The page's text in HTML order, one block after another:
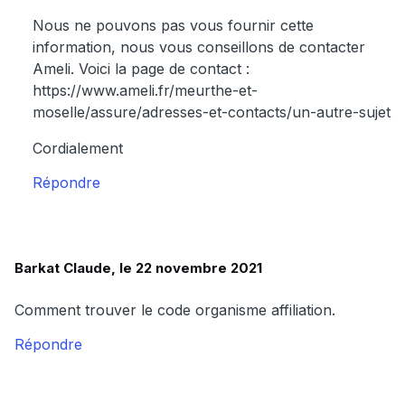
Nous ne pouvons pas vous fournir cette
information, nous vous conseillons de contacter
Ameli. Voici la page de contact :
https://www.ameli.fr/meurthe-et-
moselle/assure/adresses-et-contacts/un-autre-sujet
Cordialement
Répondre
Barkat Claude, le 22 novembre 2021
Comment trouver le code organisme affiliation.
Répondre